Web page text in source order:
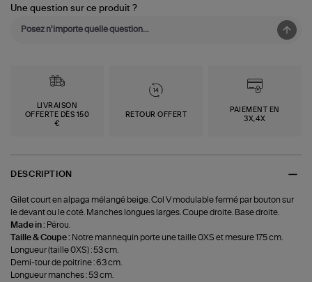
Une question sur ce produit ?
LIVRAISON
OFFERTE DÈS 150
€
RETOUR OFFERT
PAIEMENT EN
3X,4X
DESCRIPTION
Gilet court en alpaga mélangé beige. Col V modulable fermé par bouton sur
le devant ou le coté. Manches longues larges. Coupe droite. Base droite.
Made in : Pérou.
Taille & Coupe : Notre mannequin porte une taille 0XS et mesure 175 cm.
Longueur (taille 0XS) : 53 cm.
Demi-tour de poitrine : 63 cm.
Longueur manches : 53 cm.